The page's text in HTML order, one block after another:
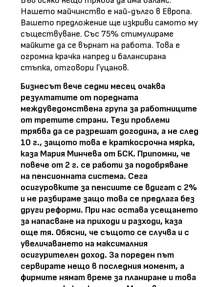
Нашето майчинство е най-дълго в Европа.
Вашето предложение ще изкриви самото му
съществуване. Със 75% стимулираме
майките да се върнат на работа. Това е
огромна крачка напред и балансирана
стъпка, отговори Гуцанов.
Бизнесът вече седми месец очаква
резултатите от поредната
междуведомствена група за работниците
от третите страни. Тези проблеми
трябва да се разрешат догодина, а не след
10 г., защото това е краткосрочна мярка,
каза Мария Минчева от БСК. Припомни, че
повече от 2 г. се работи за подобряване
на пенсионната система. Сега
осигуровките за пенсиите се вдигат с 2%
и не разбираме защо това се предлага без
други реформи. При нас остава усещането
за напасване на приходи и разходи, каза
още тя. Обясни, че същото се случва и с
увеличаването на максималния
осигурителен доход. За пореден път
сервирате нещо в последния момент, а
фирмите нямат време за планиране и това